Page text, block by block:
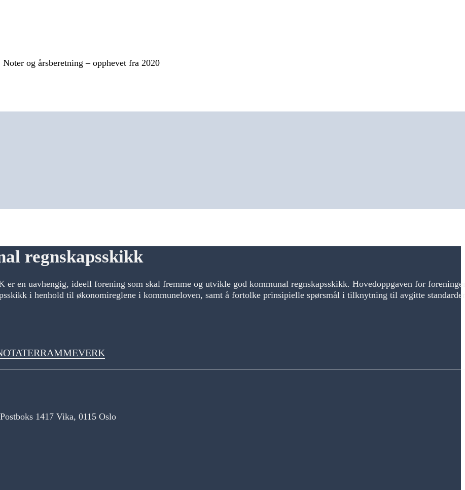
og årsberetning – opphevet fra 2020
regnskapsskikk
en uavhengig, ideell forening som skal fremme og utvikle god kommunal regnskapsskikk. Hovedoppgaven for
i henhold til økonomireglene i kommuneloven, samt å fortolke prinsipielle spørsmål i tilknytning til avgitte
RAMMEVERK
1417 Vika, 0115 Oslo